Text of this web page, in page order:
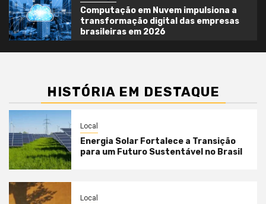
Computação em Nuvem impulsiona a
transformação digital das empresas
brasileiras em 2026
HISTÓRIA EM DESTAQUE
Local
Energia Solar Fortalece a Transição
para um Futuro Sustentável no Brasil
Local